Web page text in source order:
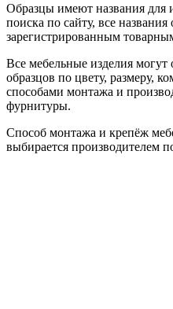
Образцы имеют названия для
поиска по сайту, все
зарегистрированным
Все мебельные изделия могут
образцов по цвету, размеру,
способами монтажа и
фурнитуры.
Способ монтажа и крепёж
выбирается производителем